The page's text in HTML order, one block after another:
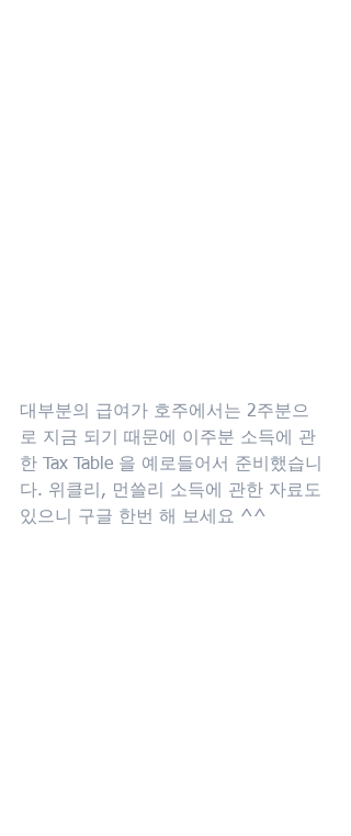
대부분의 급여가 호주에서는 2주분으
로 지금 되기 때문에 이주분 소득에 관
한 Tax Table 을 예로들어서 준비했습니
다. 위클리, 먼쓸리 소득에 관한 자료도
있으니 구글 한번 해 보세요 ^^